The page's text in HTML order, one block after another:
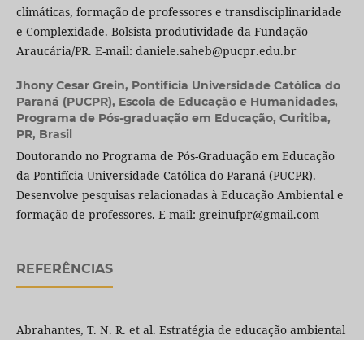
climáticas, formação de professores e transdisciplinaridade
e Complexidade. Bolsista produtividade da Fundação
Araucária/PR. E-mail: daniele.saheb@pucpr.edu.br
Jhony Cesar Grein, Pontifícia Universidade Católica do
Paraná (PUCPR), Escola de Educação e Humanidades,
Programa de Pós-graduação em Educação, Curitiba,
PR, Brasil
Doutorando no Programa de Pós-Graduação em Educação
da Pontifícia Universidade Católica do Paraná (PUCPR).
Desenvolve pesquisas relacionadas à Educação Ambiental e
formação de professores. E-mail: greinufpr@gmail.com
REFERÊNCIAS
Abrahantes, T. N. R. et al. Estratégia de educação ambiental